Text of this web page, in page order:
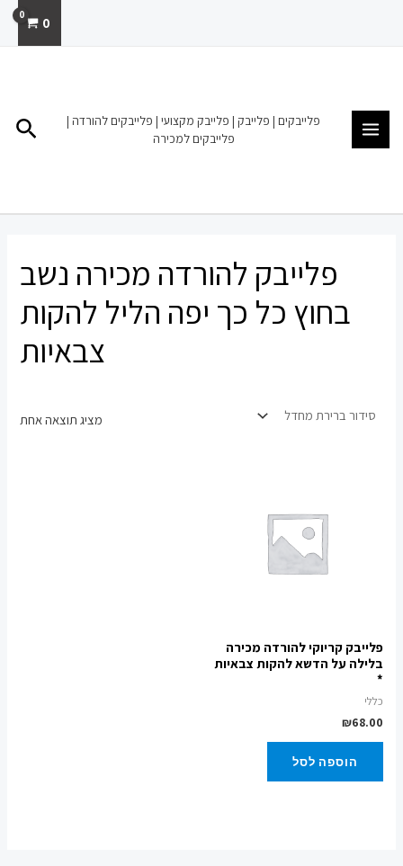
0
פלייבקים | פלייבק | פלייבק מקצועי | פלייבקים להורדה |
פלייבקים למכירה
פלייבק להורדה מכירה נשב
בחוץ כל כך יפה הליל להקות
צבאיות
מציג תוצאה אחת
פלייבק קריוקי להורדה מכירה
בלילה על הדשא להקות צבאיות
*
כללי
₪68.00
הוספה לסל